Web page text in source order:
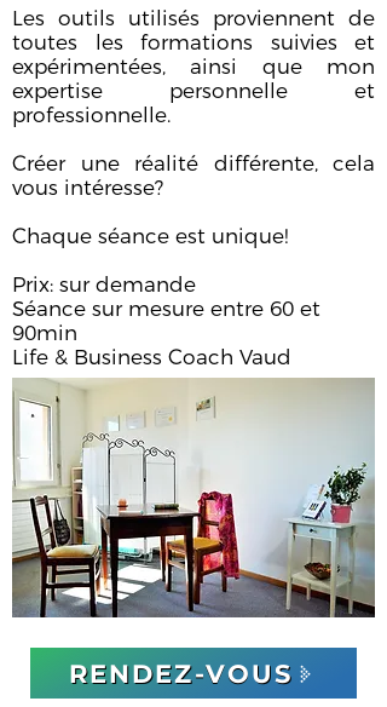
Les outils utilisés proviennent de
toutes les formations suivies et
expérimentées, ainsi que mon
expertise personnelle et
professionnelle.
Créer une réalité différente, cela
vous intéresse?
Chaque séance est unique!
Prix: sur demande
Séance sur mesure entre 60 et
90min
Life & Business Coach Vaud
RENDEZ-VOUS